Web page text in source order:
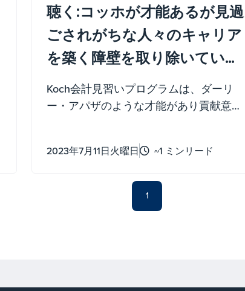
聴く:コッホが才能あるが見過
ごされがちな人々のキャリア
を築く障壁を取り除いている
方法
Koch会計見習いプログラムは、ダーリ
ー・アパザのような才能があり貢献意欲
迅速な機会 Koch's 提供します。
2023年7月11日火曜日 ~1 ミンリード
1